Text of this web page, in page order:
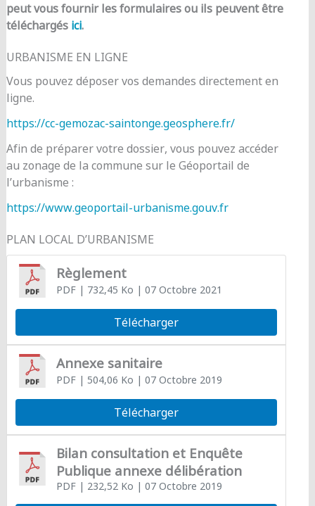
peut vous fournir les formulaires ou ils peuvent être
téléchargés ici.
URBANISME EN LIGNE
Vous pouvez déposer vos demandes directement en
ligne.
https://cc-gemozac-saintonge.geosphere.fr/
Afin de préparer votre dossier, vous pouvez accéder
au zonage de la commune sur le Géoportail de
l’urbanisme :
https://www.geoportail-urbanisme.gouv.fr
PLAN LOCAL D’URBANISME
Règlement
PDF| 732,45 Ko | 07 Octobre 2021
Télécharger
Annexe sanitaire
PDF| 504,06 Ko | 07 Octobre 2019
Télécharger
Bilan consultation et Enquête
Publique annexe délibération
PDF| 232,52 Ko | 07 Octobre 2019